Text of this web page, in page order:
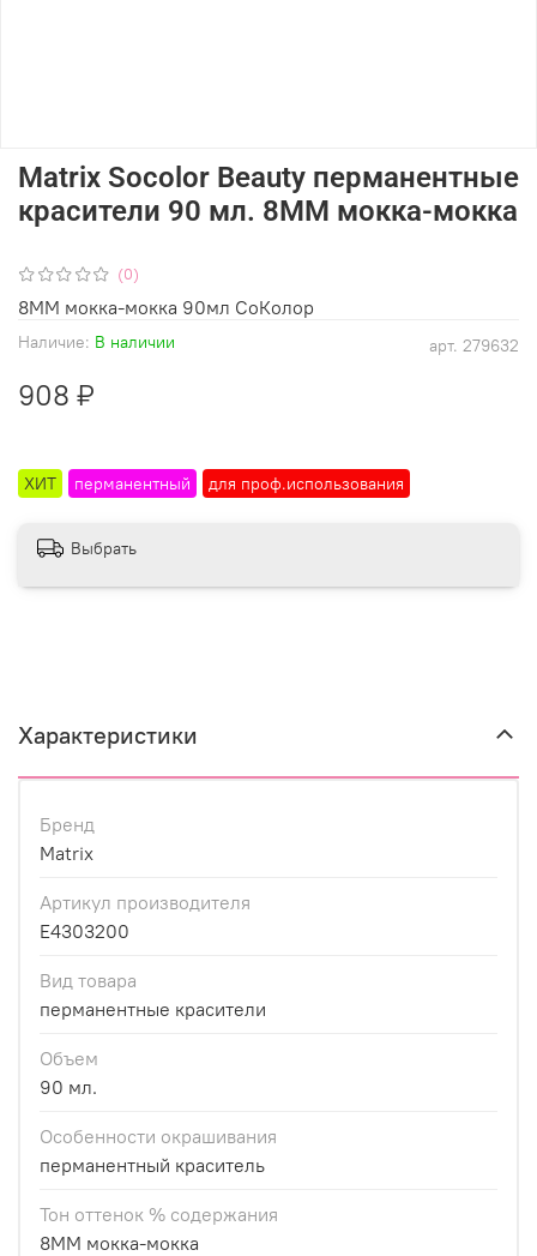
(0)
арт. 279632
Наличие: В наличии
ХИТ перманентный для проф.использования
Matrix Socolor Beauty перманентные
красители 90 мл. 8ММ мокка-мокка
908 ₽
8ММ мокка-мокка 90мл СоКолор
Выбрать
Характеристики
Бренд
Matrix
Артикул производителя
E4303200
Вид товара
перманентные красители
Объем
90 мл.
Особенности окрашивания
перманентный краситель
Тон оттенок % содержания
8ММ мокка-мокка